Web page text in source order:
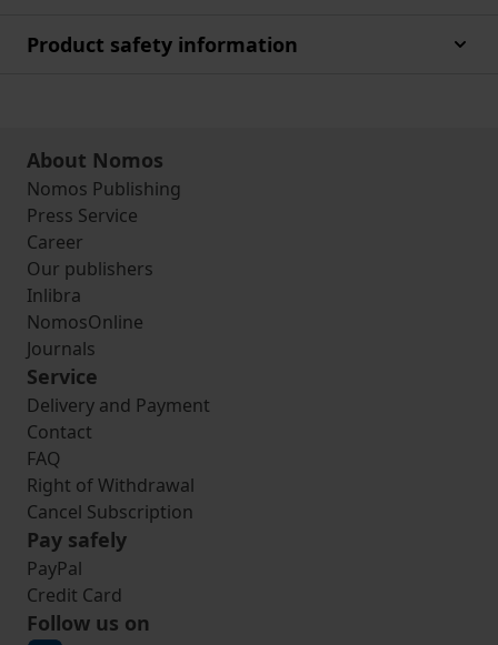
Product safety information
About Nomos
Nomos Publishing
Press Service
Career
Our publishers
Inlibra
NomosOnline
Journals
Service
Delivery and Payment
Contact
FAQ
Right of Withdrawal
Cancel Subscription
Pay safely
PayPal
Credit Card
Follow us on